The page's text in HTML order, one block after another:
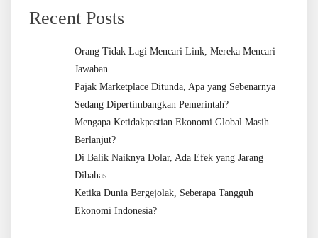
Recent Posts
Orang Tidak Lagi Mencari Link, Mereka Mencari
Jawaban
Pajak Marketplace Ditunda, Apa yang Sebenarnya
Sedang Dipertimbangkan Pemerintah?
Mengapa Ketidakpastian Ekonomi Global Masih
Berlanjut?
Di Balik Naiknya Dolar, Ada Efek yang Jarang
Dibahas
Ketika Dunia Bergejolak, Seberapa Tangguh
Ekonomi Indonesia?